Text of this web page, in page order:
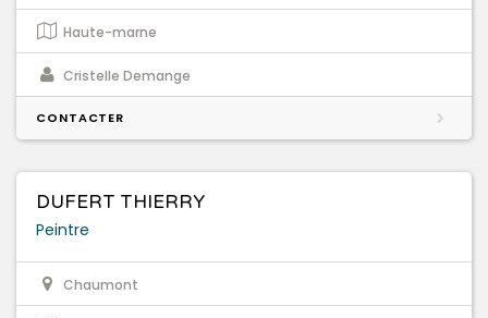
Haute-marne
Cristelle Demange
CONTACTER
DUFERT THIERRY
Peintre
Chaumont